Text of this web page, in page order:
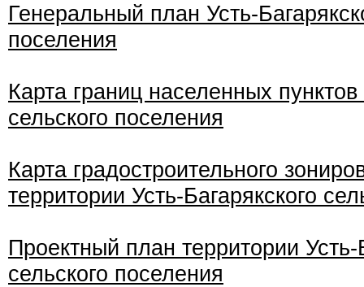
Генеральный план Усть-
поселения
Карта границ населенных пунктов
сельского поселения
Карта градостроительного
территории Усть-Багарякского
Проектный план территории Усть-
сельского поселения